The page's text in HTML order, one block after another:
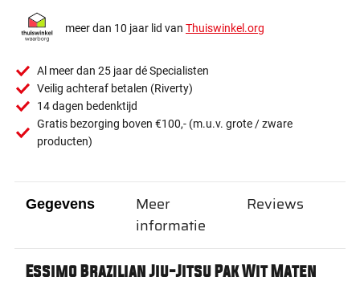
meer dan 10 jaar lid van Thuiswinkel.org
Al meer dan 25 jaar dé Specialisten
Veilig achteraf betalen (Riverty)
14 dagen bedenktijd
Gratis bezorging boven €100,- (m.u.v. grote / zware
producten)
Gegevens
Essimo Brazilian Jiu-Jitsu Pak Wit Maten
Meer
informatie
Reviews